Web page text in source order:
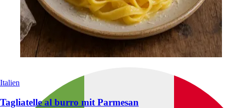
Italien
Tagliatelle al burro mit Parmesan